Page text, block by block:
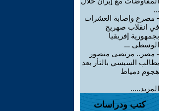
...
- مصرع وإصابة العشرات
في انقلاب صهريج
بجمهورية إفريقيا
الوسطى ...
- مصر.. مرتضى منصور
يطالب السيسي بالثأر بعد
هجوم دمياط
المزيد.....
كتب ودراسات